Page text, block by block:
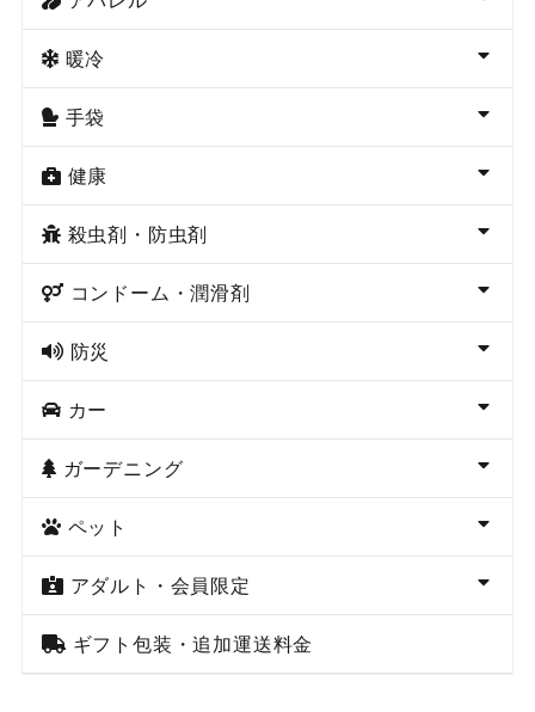
暖冷
手袋
健康
殺虫剤・防虫剤
コンドーム・潤滑剤
防災
カー
ガーデニング
ペット
アダルト・会員限定
ギフト包装・追加運送料金